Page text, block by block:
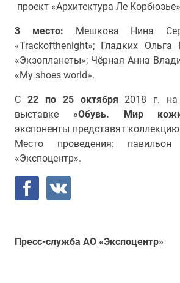
проект «Архитектура Ле
3 место: Мешкова Нина
«Trackofthenight»; Гладких Ольга
«Экзопланеты»; Чёрная Анна
«My shoes world».
С 22 по 25 октября 2018 г. на
выставке «Обувь. Мир
экспоненты представят
Место проведения:
«Экспоцентр».
Пресс-служба АО «Экспоцентр»